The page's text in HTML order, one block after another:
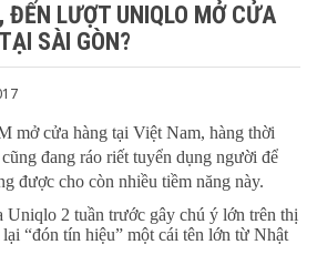
LƯỢT UNIQLO MỞ CỬA
SÀI GÒN?
mở cửa hàng tại Việt Nam, hàng thời
đang ráo riết tuyển dụng người để
được cho còn nhiều tiềm năng này.
Uniqlo 2 tuần trước gây chú ý lớn trên thị
“đón tín hiệu” một cái tên lớn từ Nhật